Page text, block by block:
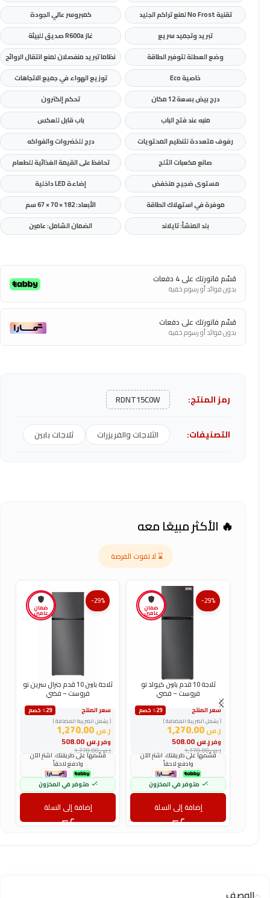
تقنية No Frost لمنع تراكم الجليد
كمبروسر عالي الجودة
تبريد وتجميد سريع
غاز R600a صديق للبيئة
وضع العطلة لتوفير الطاقة
نظاما تبريد منفصلان لمنع انتقال الروائح
خاصية Eco
توزيع الهواء في جميع الاتجاهات
درج بيض بسعة 12 مكان
تحكم إلكترون
منبه عند فتح الباب
باب قابل للعكس
رفوف متعددة لتنظيم المحتويات
درج للخضروات والفواكه
صانع مكعبات الثلج
تحافظ على القيمة الغذائية للطعام
مستوى ضجيج منخفض
إضاءة LED داخلية
موفرة في استهلاك الطاقة
الأبعاد: 182 × 70 × 67 سم
بلد المنشأ: تايلاند
الضمان الشامل: عامين
قسّم فاتورتك على 4 دفعات
بدون فوائد أو رسوم خفية
قسّم فاتورتك على دفعات
بدون فوائد أو رسوم خفية
رمز المنتج: RDNT15C0W
التصنيفات: الثلاجات والفريزرات ثلاجات بابين
🔥 الأكثر مبيعًا معه
⌛ لا تفوت الفرصة
ضمان
عامين
-29%
ثلاجة 10 قدم بابين كيولد نو
فروست – فضي
سعر المنتج
٪29 خصم
( يشمل الضريبة المضافة )
ر.س1,270.00
وفرر.س
ر.س1,778.00
قسّمها على طريقتك. اشترِ الآن
وادفع لاحقاً
متوفر في المخزون
إضافة إلى السلة
ضمان
عامين
-29%
ثلاجة بابين 10 قدم جنرال سرين نو
فروست – فضي
سعر المنتج
٪29 خصم
( يشمل الضريبة المضافة )
ر.س1,270.00
وفرر.س
ر.س1,778.00
قسّمها على طريقتك. اشترِ الآن
وادفع لاحقاً
متوفر في المخزون
إضافة إلى السلة